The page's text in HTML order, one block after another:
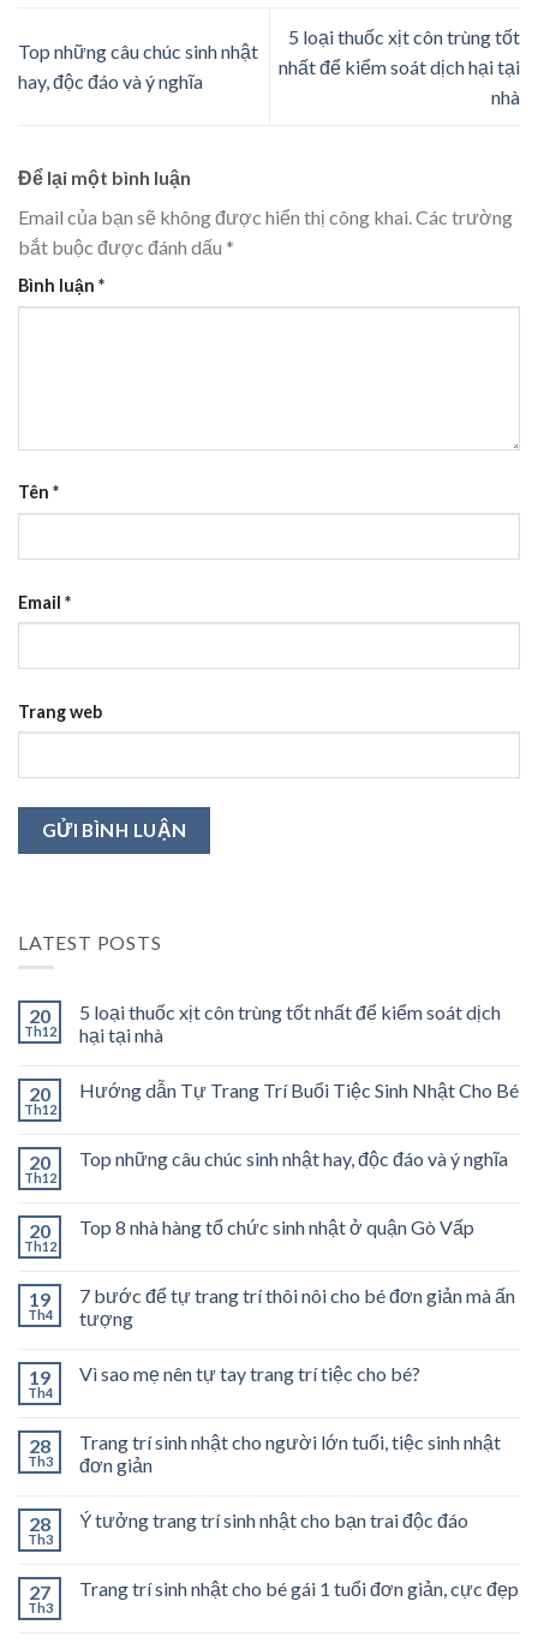
Top những câu chúc sinh nhật
hay, độc đáo và ý nghĩa
5 loại thuốc xịt côn trùng tốt
nhất để kiểm soát dịch hại tại
nhà
Để lại một bình luận
Email của bạn sẽ không được hiển thị công khai.Các trường
bắt buộc được đánh dấu *
Bình luận *
Tên *
Email *
Trang web
LATEST POSTS
20
Th12
5 loại thuốc xịt côn trùng tốt nhất để kiểm soát dịch
hại tại nhà
20
Th12
Hướng dẫn Tự Trang Trí Buổi Tiệc Sinh Nhật Cho Bé
20
Th12
Top những câu chúc sinh nhật hay, độc đáo và ý nghĩa
20
Th12
Top 8 nhà hàng tổ chức sinh nhật ở quận Gò Vấp
19
Th4
7 bước để tự trang trí thôi nôi cho bé đơn giản mà ấn
tượng
19
Th4
Vì sao mẹ nên tự tay trang trí tiệc cho bé?
28
Th3
Trang trí sinh nhật cho người lớn tuổi, tiệc sinh nhật
đơn giản
28
Th3
Ý tưởng trang trí sinh nhật cho bạn trai độc đáo
27
Th3
Trang trí sinh nhật cho bé gái 1 tuổi đơn giản, cực đẹp